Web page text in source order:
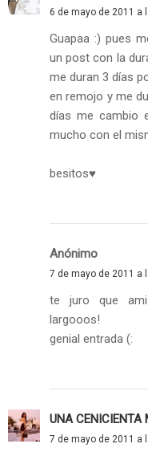
6 de mayo de 2011 a
Guapaa :) pues
un post con la
me duran 3 días
en remojo y me
días me cambio
mucho con el
besitos♥
Anónimo
7 de mayo de 2011 a
te juro que
largooos!
genial entrada (:
UNA CENICIENTA
7 de mayo de 2011 a